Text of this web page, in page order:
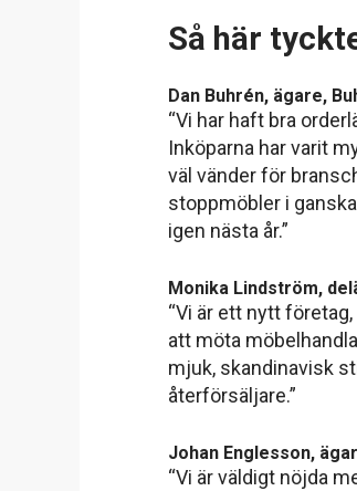
Så här
Dan Buhrén, ägare,
“Vi har haft bra
Inköparna har varit
väl vänder för
stoppmöbler i
igen nästa år.”
Monika Lindström,
“Vi är ett nytt
att möta
mjuk, skandinavisk
återförsäljare.”
Johan Englesson,
“Vi är väldigt nöjda